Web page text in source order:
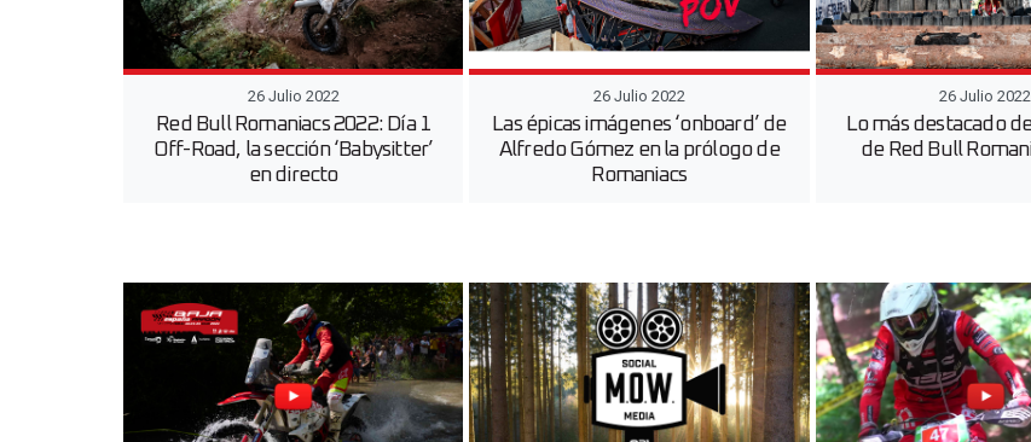
26 Julio 2022
Red Bull Romaniacs 2022: Día 1
Off-Road, la sección ‘Babysitter’
en directo
26 Julio 2022
Las épicas imágenes ‘onboard’ de
Alfredo Gómez en la prólogo de
Romaniacs
26 Julio 2022
Lo más destacado
de Red Bull